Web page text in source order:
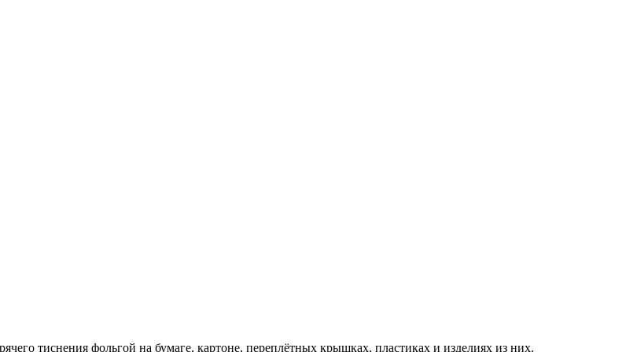
тиснения фольгой на бумаге, картоне, переплётных крышках, пластиках и изделиях из них.